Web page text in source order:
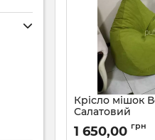
Крісло мішок
Салатовий
Артикул: km-mocco-
1 650,00 грн